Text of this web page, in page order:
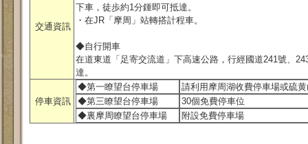
交通資訊
下車，徒歩約1分鍾即可抵達。
・在JR「摩周」站轉搭計程車。
◆自行開車
在道東道「足寄交流道」下高速公路，行經國道241號、
達。
停車資訊
◆第一瞭望台停車場
請利用摩周湖收費停車場或硫
◆第三瞭望台停車場
30個免費停車位
◆裏摩周瞭望台停車場
附設免費停車場